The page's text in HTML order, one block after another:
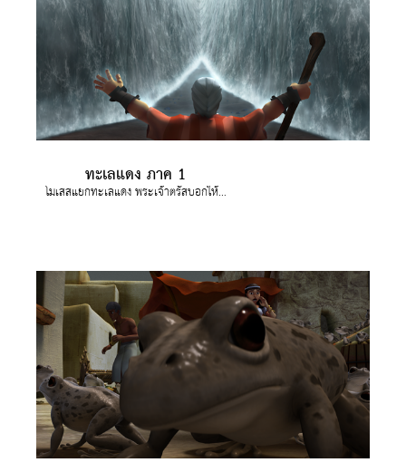
ทะเลแดง ภาค 1
โมเสสแยกทะเลแดง พระเจ้าตรัสบอกให้โมเสสหยิบไม้เท้าเลี้ยงสัตว์ของเขา และยกมือขึ้นเหนือทะเล เขาแยกน้ำทะเลเพื่อให้ชาวอิสราเอลเดินผ่านไปได้